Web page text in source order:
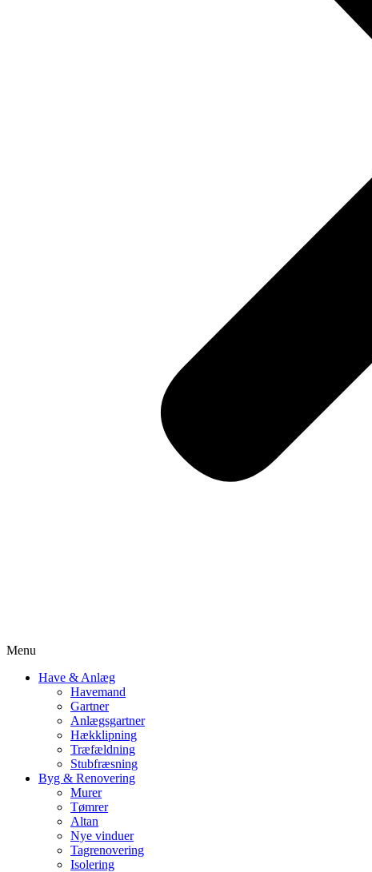
Menu
Have & Anlæg
Havemand
Gartner
Anlægsgartner
Hækklipning
Træfældning
Stubfræsning
Byg & Renovering
Murer
Tømrer
Altan
Nye vinduer
Tagrenovering
Isolering